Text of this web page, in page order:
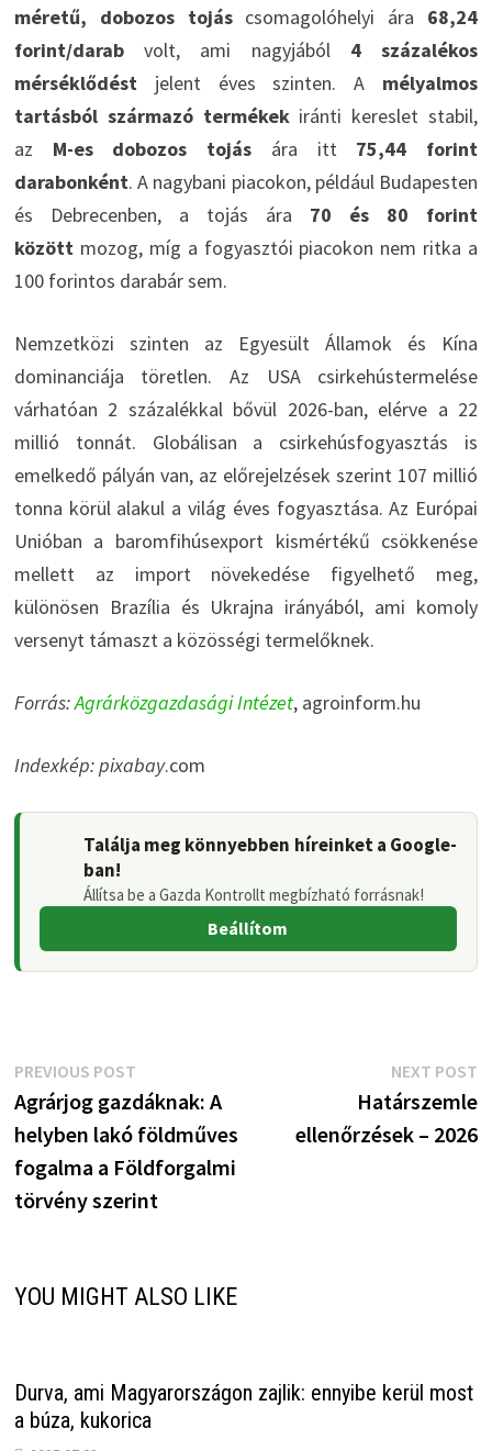
méretű, dobozos tojáscsomagolóhelyi ára 68,24
forint/darabvolt, ami nagyjából 4 százalékos
mérséklődéstjelent éves szinten. A mélyalmos
tartásból származó termékekiránti kereslet stabil,
az M-es dobozos tojás ára itt 75,44 forint
darabonként. A nagybani piacokon, például Budapesten
és Debrecenben, a tojás ára 70 és 80 forint
között mozog, míg a fogyasztói piacokon nem ritka a
100 forintos darabár sem.
Nemzetközi szinten az Egyesült Államok és Kína
dominanciája töretlen. Az USA csirkehústermelése
várhatóan 2 százalékkal bővül 2026-ban, elérve a 22
millió tonnát. Globálisan a csirkehúsfogyasztás is
emelkedő pályán van, az előrejelzések szerint 107 millió
tonna körül alakul a világ éves fogyasztása. Az Európai
Unióban a baromfihúsexport kismértékű csökkenése
mellett az import növekedése figyelhető meg,
különösen Brazília és Ukrajna irányából, ami komoly
versenyt támaszt a közösségi termelőknek.
Forrás:Agrárközgazdasági Intézet, agroinform.hu
Indexkép: pixabay.com
Találja meg könnyebben híreinket a Google-
ban!
Állítsa be a Gazda Kontrollt megbízható forrásnak!
Beállítom
Bejegyzés
navigáció
PREVIOUS POSTPrevious
post:
Agrárjog gazdáknak: A
helyben lakó földműves
fogalma a Földforgalmi
törvény szerint
NEXT POST
Határszemle
ellenőrzések – 2026
YOU MIGHT ALSO LIKE
Durva, ami Magyarországon zajlik: ennyibe kerül most
a búza, kukorica